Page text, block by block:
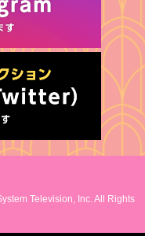
Television, Inc. All Rights